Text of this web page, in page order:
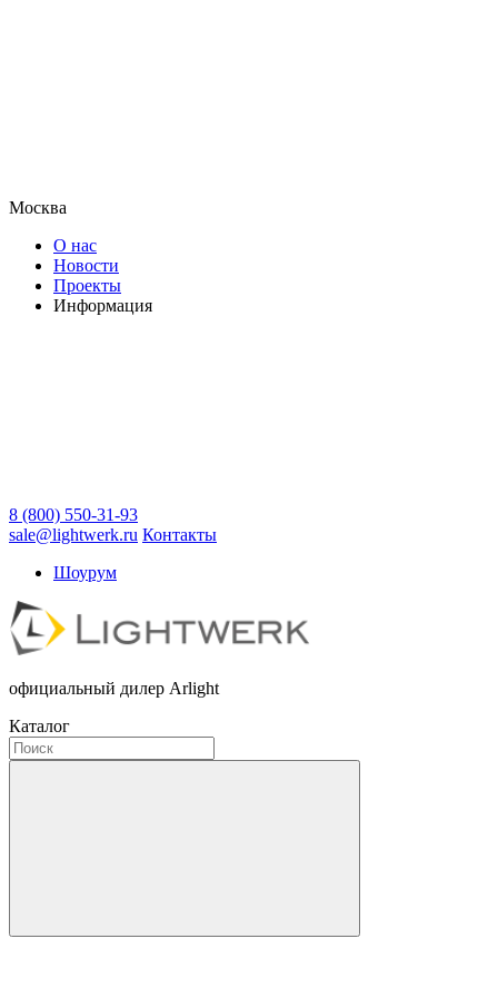
Москва
О нас
Новости
Проекты
Информация
8 (800) 550-31-93
sale@lightwerk.ru Контакты
Шоурум
официальный дилер Arlight
Каталог